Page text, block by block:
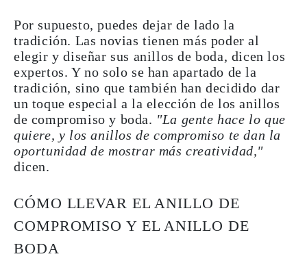
Por supuesto, puedes dejar de lado la
tradición. Las novias tienen más poder al
elegir y diseñar sus anillos de boda, dicen los
expertos. Y no solo se han apartado de la
tradición, sino que también han decidido dar
un toque especial a la elección de los anillos
de compromiso y boda. "La gente hace lo que
quiere, y los anillos de compromiso te dan la
oportunidad de mostrar más creatividad,"
dicen.
CÓMO LLEVAR EL ANILLO DE
COMPROMISO Y EL ANILLO DE
BODA